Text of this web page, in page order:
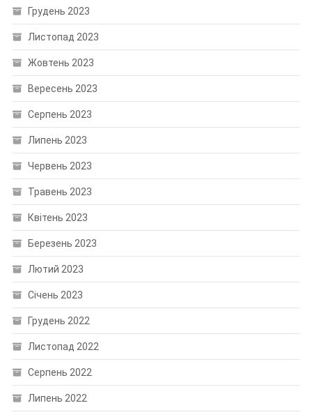
Грудень 2023
Листопад 2023
Жовтень 2023
Вересень 2023
Серпень 2023
Липень 2023
Червень 2023
Травень 2023
Квітень 2023
Березень 2023
Лютий 2023
Січень 2023
Грудень 2022
Листопад 2022
Серпень 2022
Липень 2022